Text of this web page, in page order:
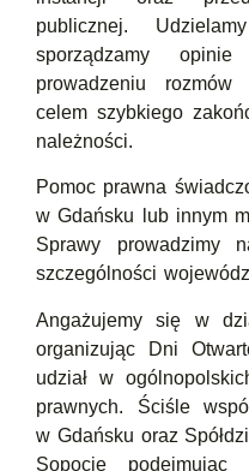
publicznej.
sporządzamy
prowadzeniu
celem szybkiego
należności.
Pomoc prawna
w Gdańsku lub innym
Sprawy prowadzimy
szczególności
Angażujemy się w
organizując Dni
udział w
prawnych. Ściśle
w Gdańsku oraz
Sopocie